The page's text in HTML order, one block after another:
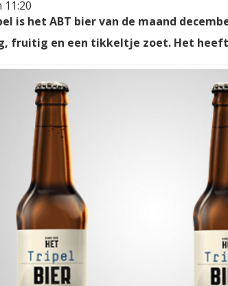
11:20
is het ABT bier van de maand
fruitig en een tikkeltje zoet. Het heeft